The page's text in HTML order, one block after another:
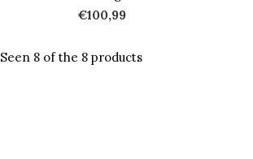
€100,99
Seen 8 of the 8 products